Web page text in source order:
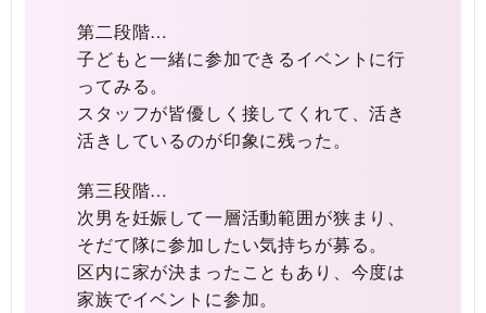
第二段階…
子どもと一緒に参加できるイベントに行
ってみる。
スタッフが皆優しく接してくれて、活き
活きしているのが印象に残った。
第三段階…
次男を妊娠して一層活動範囲が狭まり、
そだて隊に参加したい気持ちが募る。
区内に家が決まったこともあり、今度は
家族でイベントに参加。